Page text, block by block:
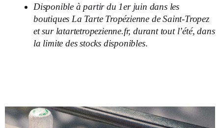
Disponible à partir du 1er juin dans les
boutiques La Tarte Tropézienne de Saint-Tropez
et sur latartetropezienne.fr, durant tout l’été, dans
la limite des stocks disponibles.